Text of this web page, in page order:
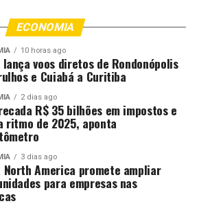
da previsão do tempo e dos alertas
a página do tempo do Canal
a complementaridade entre as
e chinesa abre espaço para ampliar
cadeias produtivas associadas
De acordo com o ministro, o
mecanismos que permitam ao
no desenvolvimento sustentável e
ECONOMIA
10 horas ago
lança voos diretos de Rondonópolis
e Cuiabá a Curitiba
2 dias ago
R$ 35 bilhões em impostos e
ritmo de 2025, aponta
3 dias ago
North America promete ampliar
para empresas nas